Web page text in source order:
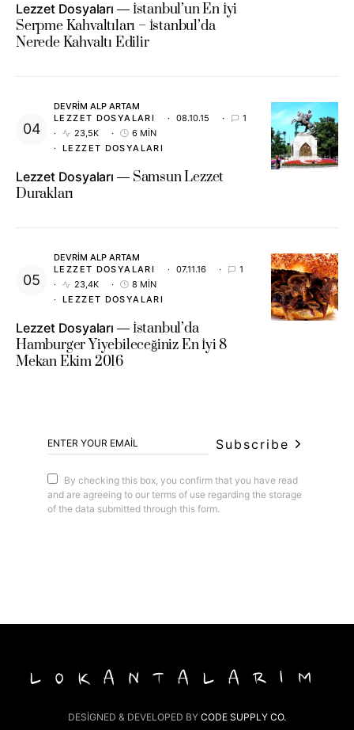
Lezzet Dosyaları
İstanbul’un En İyi
Serpme Kahvaltıları – İstanbul’da
Nerede Kahvaltı Edilir
DEVRIM ALP ARTAM
LEZZET DOSYALARI
08.10.15
1
23,5K
6 MIN
LEZZET DOSYALARI
Lezzet Dosyaları
Samsun Lezzet
Durakları
DEVRIM ALP ARTAM
LEZZET DOSYALARI
07.11.16
1
23,4K
8 MIN
LEZZET DOSYALARI
Lezzet Dosyaları
İstanbul’da
Hamburger Yiyebileceğiniz En İyi 8
Mekan Ekim 2016
Subscribe
By checking this box, you confirm that you have read
and are agreeing to our terms of use regarding the storage
of the data submitted through this form.
LOKANTALARIM
DESIGNED & DEVELOPED BY CODE SUPPLY CO.